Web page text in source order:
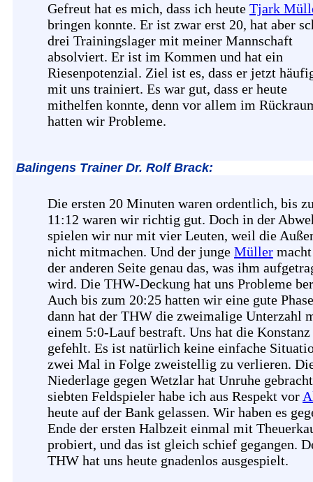
Gefreut hat es mich, dass ich heute Tjark
bringen konnte. Er ist zwar erst 20, hat aber
drei Trainingslager mit meiner Mannschaft
absolviert. Er ist im Kommen und hat ein
Riesenpotenzial. Ziel ist es, dass er jetzt
mit uns trainiert. Es war gut, dass er heute
mithelfen konnte, denn vor allem im
hatten wir Probleme.
Balingens Trainer Dr. Rolf Brack:
Die ersten 20 Minuten waren ordentlich, bis
11:12 waren wir richtig gut. Doch in der
spielen wir nur mit vier Leuten, weil die
nicht mitmachen. Und der junge Müller
der anderen Seite genau das, was ihm
wird. Die THW-Deckung hat uns Probleme
Auch bis zum 20:25 hatten wir eine gute
dann hat der THW die zweimalige Unterzahl
einem 5:0-Lauf bestraft. Uns hat die Konstanz
gefehlt. Es ist natürlich keine einfache
zwei Mal in Folge zweistellig zu verlieren.
Niederlage gegen Wetzlar hat Unruhe
siebten Feldspieler habe ich aus Respekt vor
heute auf der Bank gelassen. Wir haben es
Ende der ersten Halbzeit einmal mit
probiert, und das ist gleich schief gegangen.
THW hat uns heute gnadenlos ausgespielt.